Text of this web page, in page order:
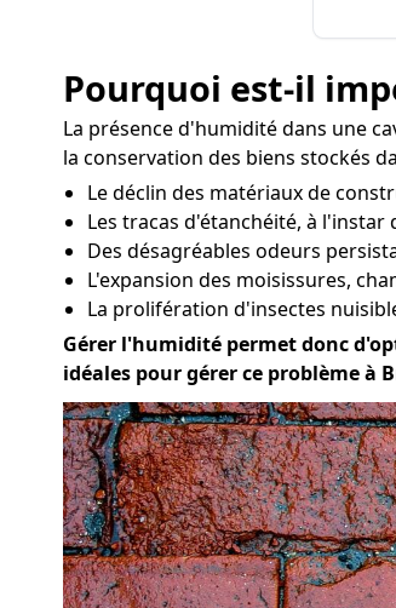
Pourquoi est-il
La présence d'humidité dans une
la conservation des biens stockés
Le déclin des matériaux de
Les tracas d'étanchéité, à
Des désagréables odeurs
L'expansion des moisissures,
La prolifération d'insectes
Gérer l'humidité permet donc
idéales pour gérer ce problème à